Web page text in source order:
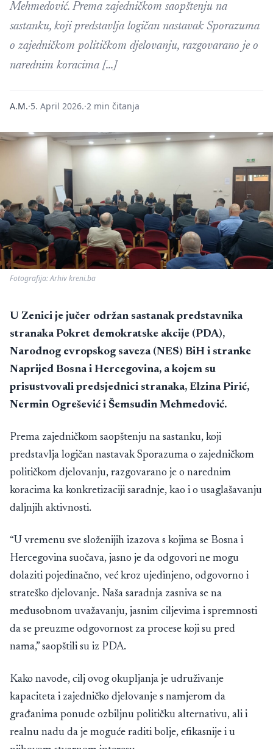
Mehmedović. Prema zajedničkom saopštenju na
sastanku, koji predstavlja logičan nastavak Sporazuma
o zajedničkom političkom djelovanju, razgovarano je o
narednim koracima […]
A.M.·5. April 2026.·2 min čitanja
Fotografija: Arhiv kreni.ba
U Zenici je jučer održan sastanak predstavnika
stranaka Pokret demokratske akcije (PDA),
Narodnog evropskog saveza (NES) BiH i stranke
Naprijed Bosna i Hercegovina, a kojem su
prisustvovali predsjednici stranaka, Elzina Pirić,
Nermin Ogrešević i Šemsudin Mehmedović.
Prema zajedničkom saopštenju na sastanku, koji
predstavlja logičan nastavak Sporazuma o zajedničkom
političkom djelovanju, razgovarano je o narednim
koracima ka konkretizaciji saradnje, kao i o usaglašavanju
daljnjih aktivnosti.
“U vremenu sve složenijih izazova s kojima se Bosna i
Hercegovina suočava, jasno je da odgovori ne mogu
dolaziti pojedinačno, već kroz ujedinjeno, odgovorno i
strateško djelovanje. Naša saradnja zasniva se na
međusobnom uvažavanju, jasnim ciljevima i spremnosti
da se preuzme odgovornost za procese koji su pred
nama,” saopštili su iz PDA.
Kako navode, cilj ovog okupljanja je udruživanje
kapaciteta i zajedničko djelovanje s namjerom da
građanima ponude ozbiljnu političku alternativu, ali i
realnu nadu da je moguće raditi bolje, efikasnije i u